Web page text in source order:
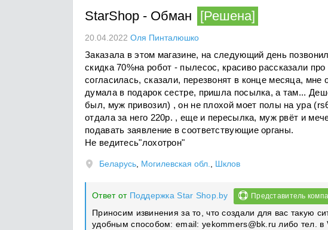
StarShop - Обман [Решена]
20.04.2022 Оля Пинталюшко
Заказала в этом магазине, на следующий день
скидка 70%на робот - пылесос, красиво рассказали
согласилась, сказали, перезвонят в конце месяца,
думала в подарок сестре, пришла посылка, а там...
был, муж привозил) , он не плохой моет полы на ура
отдала за него 220р. , еще и пересылка, муж рвёт и
подавать заявление в соответствующие органы.
Не ведитесь"лохотрон"
Беларусь Могилевская обл. Шклов
Ответ от Поддержка Star Shop.by Представитель
Приносим извинения за то, что создали для вас такую
удобным способом: email: yekommers@bk.ru либо тел. в